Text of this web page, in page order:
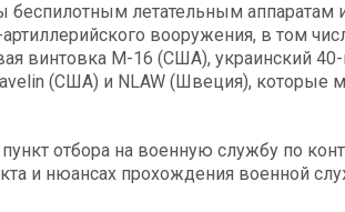
летательным аппаратам
вооружения, в том
винтовка М-16 (США), украинский
(США) и NLAW (Швеция), которые
отбора на военную службу по
и нюансах прохождения военной